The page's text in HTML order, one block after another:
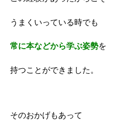
うまくいっている時でも
常に本などから学ぶ姿勢を
持つことができました。
そのおかげもあって